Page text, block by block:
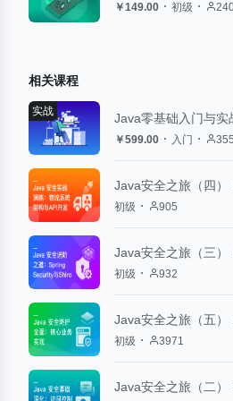
￥149.00 初级
相关课程
实战 Java零基础入门与实
￥599.00 入门 355
初级 905
初级 932
初级 3971